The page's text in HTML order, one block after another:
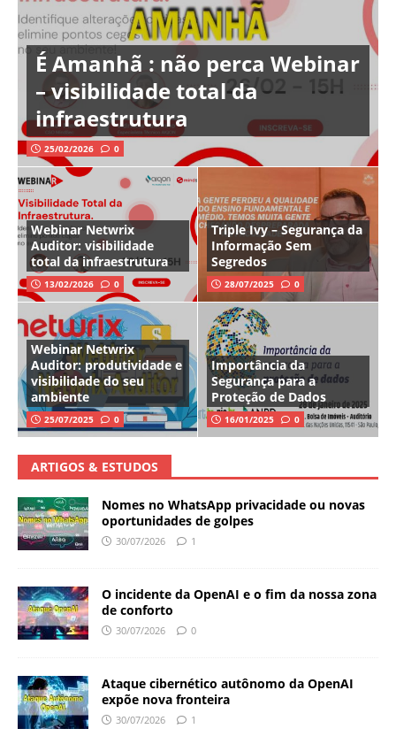
É Amanhã : não perca Webinar
– visibilidade total da
infraestrutura
25/02/2026 0
Webinar Netwrix
Auditor: visibilidade
total da infraestrutura
13/02/2026 0
Triple Ivy – Segurança da
Informação Sem
Segredos
28/07/2025 0
Webinar Netwrix
Auditor: produtividade e
visibilidade do seu
ambiente
25/07/2025 0
Importância da
Segurança para a
Proteção de Dados
16/01/2025 0
ARTIGOS & ESTUDOS
Nomes no WhatsApp privacidade ou novas
oportunidades de golpes
30/07/2026 1
O incidente da OpenAI e o fim da nossa zona
de conforto
30/07/2026 0
Ataque cibernético autônomo da OpenAI
expõe nova fronteira
30/07/2026 1